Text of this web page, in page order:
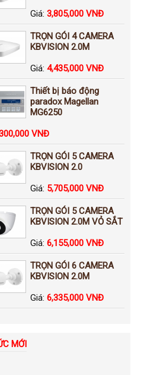
Giá: 3,805,000 VNĐ
TRỌN GÓI 4 CAMERA
KBVISION 2.0M
Giá: 4,435,000 VNĐ
Thiết bị báo động
paradox Magellan
MG6250
VNĐ
TRỌN GÓI 5 CAMERA
KBVISION 2.0
Giá: 5,705,000 VNĐ
TRỌN GÓI 5 CAMERA
KBVISION 2.0M VỎ SẮT
Giá: 6,155,000 VNĐ
TRỌN GÓI 6 CAMERA
KBVISION 2.0M
Giá: 6,335,000 VNĐ
MỚI